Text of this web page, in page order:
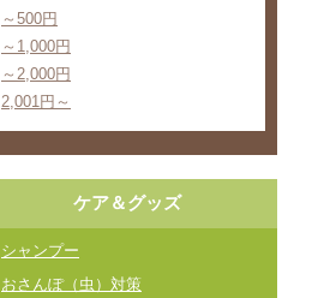
～500円
～1,000円
～2,000円
2,001円～
ケア＆グッズ
シャンプー
おさんぽ（虫）対策